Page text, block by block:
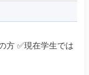
方 ✅現在学生では